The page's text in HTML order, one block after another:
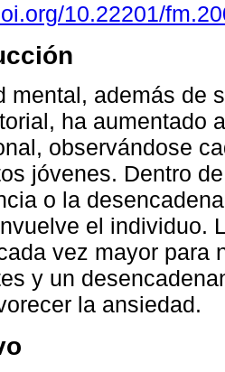
10.22201/
mental, además de
ha aumentado
observándose
jóvenes. Dentro
o la
el individuo.
vez mayor para
y un
la ansiedad.